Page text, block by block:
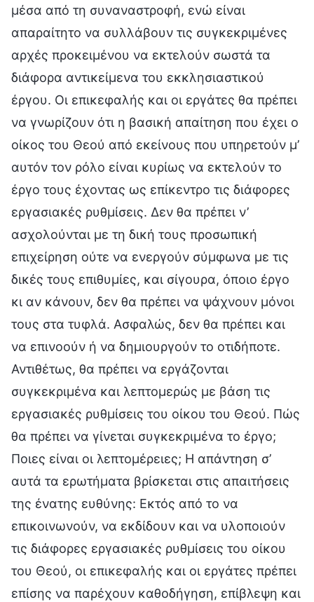
μέσα από τη συναναστροφή, ενώ είναι
απαραίτητο να συλλάβουν τις συγκεκριμένες
αρχές προκειμένου να εκτελούν σωστά τα
διάφορα αντικείμενα του εκκλησιαστικού
έργου. Οι επικεφαλής και οι εργάτες θα πρέπει
να γνωρίζουν ότι η βασική απαίτηση που έχει ο
οίκος του Θεού από εκείνους που υπηρετούν μ’
αυτόν τον ρόλο είναι κυρίως να εκτελούν το
έργο τους έχοντας ως επίκεντρο τις διάφορες
εργασιακές ρυθμίσεις. Δεν θα πρέπει ν’
ασχολούνται με τη δική τους προσωπική
επιχείρηση ούτε να ενεργούν σύμφωνα με τις
δικές τους επιθυμίες, και σίγουρα, όποιο έργο
κι αν κάνουν, δεν θα πρέπει να ψάχνουν μόνοι
τους στα τυφλά. Ασφαλώς, δεν θα πρέπει και
να επινοούν ή να δημιουργούν το οτιδήποτε.
Αντιθέτως, θα πρέπει να εργάζονται
συγκεκριμένα και λεπτομερώς με βάση τις
εργασιακές ρυθμίσεις του οίκου του Θεού. Πώς
θα πρέπει να γίνεται συγκεκριμένα το έργο;
Ποιες είναι οι λεπτομέρειες; Η απάντηση σ’
αυτά τα ερωτήματα βρίσκεται στις απαιτήσεις
της ένατης ευθύνης: Εκτός από το να
επικοινωνούν, να εκδίδουν και να υλοποιούν
τις διάφορες εργασιακές ρυθμίσεις του οίκου
του Θεού, οι επικεφαλής και οι εργάτες πρέπει
επίσης να παρέχουν καθοδήγηση, επίβλεψη και